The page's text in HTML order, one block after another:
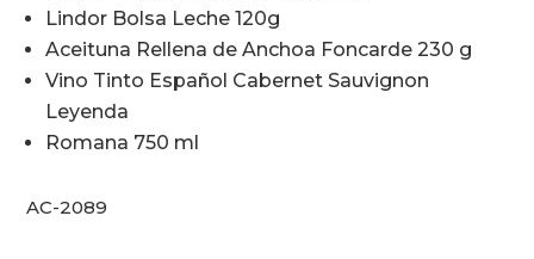
Lindor Bolsa Leche 120g
Aceituna Rellena de Anchoa Foncarde 230 g
Vino Tinto Español Cabernet Sauvignon
Leyenda
Romana 750 ml
AC-2089